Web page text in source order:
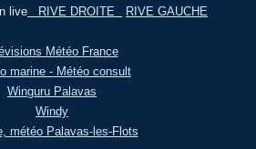
live RIVE DROITE RIVE GAUCHE
Météo France
marine - Météo consult
Winguru Palavas
Windy
météo Palavas-les-Flots